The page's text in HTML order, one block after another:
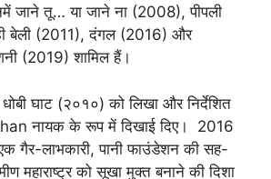
जाने तू… या जाने ना (2008), पीपली
बेली (2011), दंगल (2016) और
(2019) शामिल हैं।
घाट (२०१०) को लिखा और निर्देशित
नायक के रूप में दिखाई दिए। 2016
गैर-लाभकारी, पानी फाउंडेशन की सह-
महाराष्ट्र को सूखा मुक्त बनाने की दिशा